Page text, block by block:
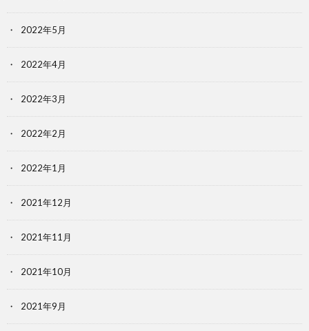
2022年5月
2022年4月
2022年3月
2022年2月
2022年1月
2021年12月
2021年11月
2021年10月
2021年9月